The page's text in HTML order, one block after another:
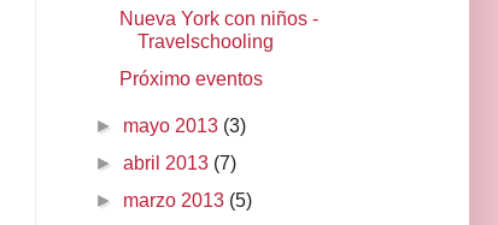
Nueva York con niños -
Travelschooling
Próximo eventos
► mayo 2013 (3)
►abril 2013 (7)
► marzo 2013 (5)